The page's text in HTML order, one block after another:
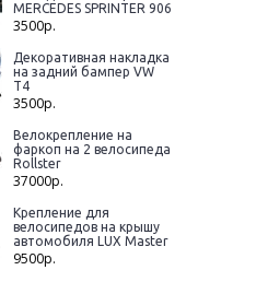
MERCEDES SPRINTER 906
3500р.
Декоративная накладка
на задний бампер VW
T4
3500р.
Велокрепление на
фаркоп на 2 велосипеда
Rollster
37000р.
Крепление для
велосипедов на крышу
автомобиля LUX Master
9500р.